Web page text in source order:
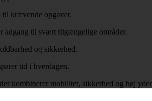
krævende opgaver.
adgang til svært tilgængelige områder.
og sikkerhed.
tid i hverdagen.
kombinerer mobilitet, sikkerhed og høj